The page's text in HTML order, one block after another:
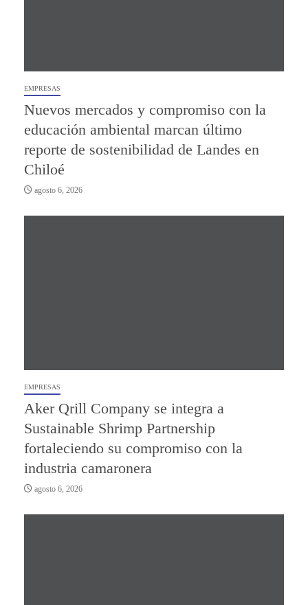
EMPRESAS
Nuevos mercados y compromiso con la
educación ambiental marcan último
reporte de sostenibilidad de Landes en
Chiloé
agosto 6, 2026
EMPRESAS
Aker Qrill Company se integra a
Sustainable Shrimp Partnership
fortaleciendo su compromiso con la
industria camaronera
agosto 6, 2026